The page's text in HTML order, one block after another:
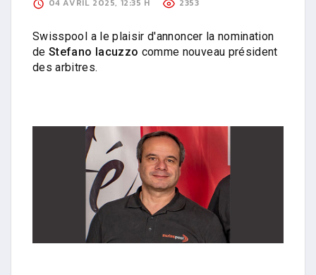
04 AVRIL 2025, 12:35 H
2353
Swisspool a le plaisir d'annoncer la nomination
deStefano Iacuzzo comme nouveau président
des arbitres.